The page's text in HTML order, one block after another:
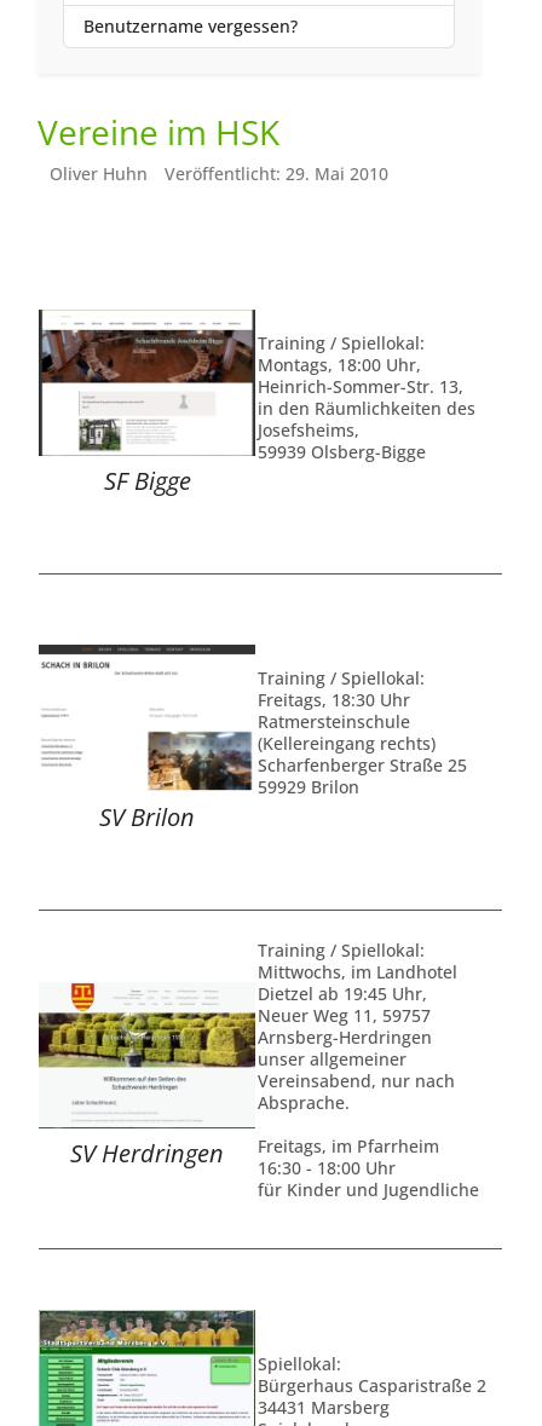
Benutzername vergessen?
Vereine im HSK
Oliver Huhn Veröffentlicht: 29. Mai 2010
SF Bigge
Training / Spiellokal:
Montags, 18:00 Uhr,
Heinrich-Sommer-Str. 13,
in den Räumlichkeiten des
Josefsheims,
59939 Olsberg-Bigge
SV Brilon
Training / Spiellokal:
Freitags, 18:30 Uhr
Ratmersteinschule
(Kellereingang rechts)
Scharfenberger Straße 25
59929 Brilon
SV Herdringen
Training / Spiellokal:
Mittwochs, im Landhotel
Dietzel ab 19:45 Uhr,
Neuer Weg 11, 59757
Arnsberg-Herdringen
unser allgemeiner
Vereinsabend, nur nach
Absprache.
Freitags, im Pfarrheim
16:30 - 18:00 Uhr
für Kinder und Jugendliche
Spiellokal:
Bürgerhaus Casparistraße 2
34431 Marsberg